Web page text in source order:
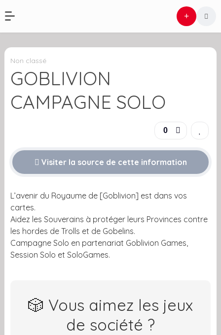
Non classé
GOBLIVION
CAMPAGNE SOLO
0
Visiter la source de cette information
L’avenir du Royaume de [Goblivion] est dans vos
cartes.
Aidez les Souverains à protéger leurs Provinces contre
les hordes de Trolls et de Gobelins.
Campagne Solo en partenariat Goblivion Games,
Session Solo et SoloGames.
🎲 Vous aimez les jeux
de société ?